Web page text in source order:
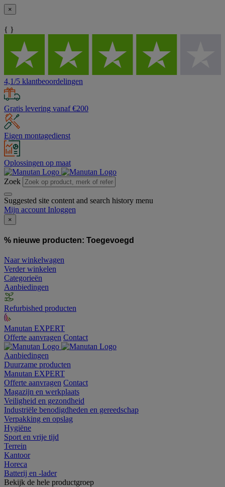
×
{ }
4,1/5 klantbeoordelingen
Gratis levering vanaf €200
Eigen montagedienst
Oplossingen op maat
Zoek
Suggested site content and search history menu
Mijn account Inloggen
×
% nieuwe producten: Toegevoegd
Naar winkelwagen
Verder winkelen
Categorieën
Aanbiedingen
Refurbished producten
Manutan EXPERT
Offerte aanvragen Contact
Aanbiedingen
Duurzame producten
Manutan EXPERT
Offerte aanvragen Contact
Magazijn en werkplaats
Veiligheid en gezondheid
Industriële benodigdheden en gereedschap
Verpakking en opslag
Hygiëne
Sport en vrije tijd
Terrein
Kantoor
Horeca
Batterij en -lader
Bekijk de hele productgroep